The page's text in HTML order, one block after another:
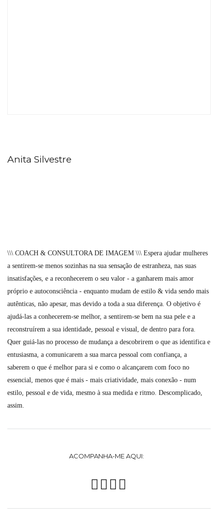
Anita Silvestre
\\\ COACH & CONSULTORA DE IMAGEM \\\ Espera ajudar mulheres
a sentirem-se menos sozinhas na sua sensação de estranheza, nas suas
insatisfações, e a reconhecerem o seu valor - a ganharem mais amor
próprio e autoconsciência - enquanto mudam de estilo & vida sendo mais
autênticas, não apesar, mas devido a toda a sua diferença. O objetivo é
ajudá-las a conhecerem-se melhor, a sentirem-se bem na sua pele e a
reconstruírem a sua identidade, pessoal e visual, de dentro para fora.
Quer guiá-las no processo de mudança a descobrirem o que as identifica e
entusiasma, a comunicarem a sua marca pessoal com confiança, a
saberem o que é melhor para si e como o alcançarem com foco no
essencial, menos que é mais - mais criatividade, mais conexão - num
estilo, pessoal e de vida, mesmo à sua medida e ritmo. Descomplicado,
assim.
ACOMPANHA-ME AQUI: